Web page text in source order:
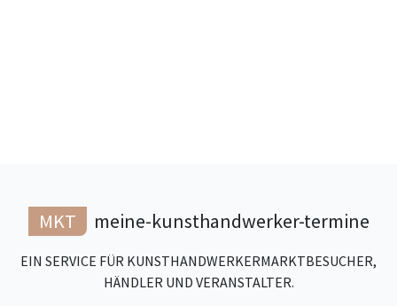
MKT meine-kunsthandwerker-termine
EIN SERVICE FÜR KUNSTHANDWERKERMARKTBESUCHER,
HÄNDLER UND VERANSTALTER.